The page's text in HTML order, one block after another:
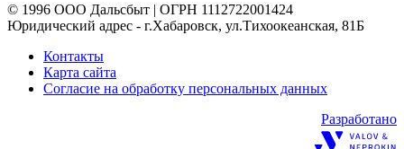
© 1996 ООО Дальсбыт | ОГРН 1112722001424
Юридический адрес - г.Хабаровск, ул.Тихоокеанская, 81Б
Контакты
Карта сайта
Согласие на обработку персональных данных
Разработано